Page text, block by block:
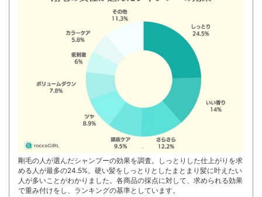
剛毛の人が選んだシャンプーの効果を調査。しっとりした仕上がりを求
める人が最多の24.5%。硬い髪をしっとりとしたまとまり髪に叶えたい
人が多いことがわかりました。各商品の採点に対して、求められる効果
で重み付けをし、ランキングの基準としています。